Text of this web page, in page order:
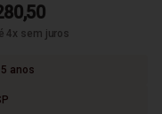
4x sem juros
anos